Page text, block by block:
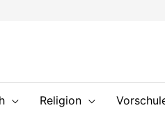
Religion